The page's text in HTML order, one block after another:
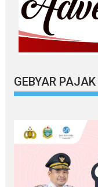
GEBYAR